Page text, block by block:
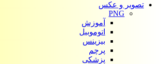
تصویر و عکس
PNG
آموزش
اتوموبیل
بیزینس
پرچم
پزشکی